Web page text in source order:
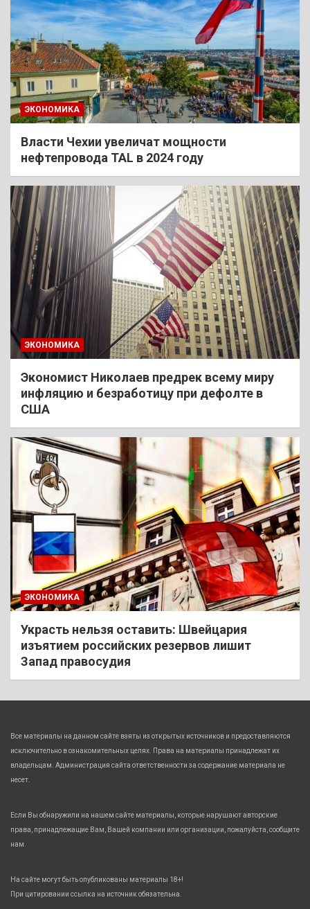
ЭКОНОМИКА
Власти Чехии увеличат мощности
нефтепровода TAL в 2024 году
ЭКОНОМИКА
Экономист Николаев предрек всему миру
инфляцию и безработицу при дефолте в
США
ЭКОНОМИКА
Украсть нельзя оставить: Швейцария
изъятием российских резервов лишит
Запад правосудия
Все материалы на данном сайте взяты из открытых источников и предоставляются
исключительно в ознакомительных целях. Права на материалы принадлежат их
владельцам. Администрация сайта ответственности за содержание материала не
несет.
Если Вы обнаружили на нашем сайте материалы, которые нарушают авторские
права, принадлежащие Вам, Вашей компании или организации, пожалуйста, сообщите
нам.
На сайте могут быть опубликованы материалы 18+!
При цитировании ссылка на источник обязательна.